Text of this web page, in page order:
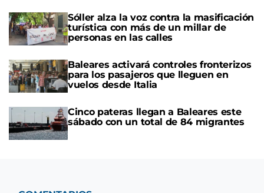
Sóller alza la voz contra la masificación
turística con más de un millar de
personas en las calles
Baleares activará controles fronterizos
para los pasajeros que lleguen en
vuelos desde Italia
Cinco pateras llegan a Baleares este
sábado con un total de 84 migrantes